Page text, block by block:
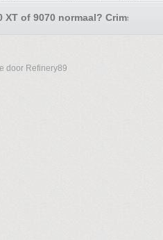
XT of 9070 normaal? Crimson
door Refinery89